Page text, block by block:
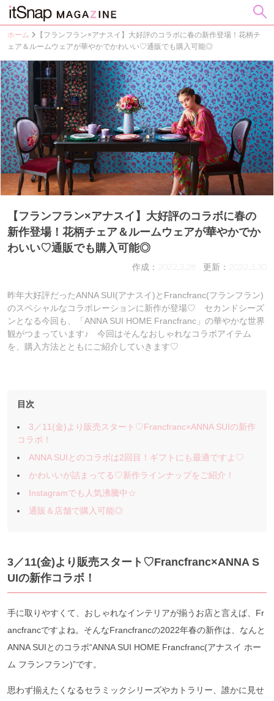
ホーム
【フランフラン×アナスイ】大好評のコラボに春の新作登場！花柄チ
ェア＆ルームウェアが華やかでかわいい♡通販でも購入可能◎
【フランフラン×アナスイ】大好評のコラボに春の
新作登場！花柄チェア＆ルームウェアが華やかでか
わいい♡通販でも購入可能◎
作成：2022.3.28 更新：2022.3.30
昨年大好評だったANNA SUI(アナスイ)とFrancfranc(フランフラン)
のスペシャルなコラボレーションに新作が登場♡ セカンドシーズ
ンとなる今回も、「ANNA SUI HOME Francfranc」の華やかな世界
観がつまっています♪ 今回はそんなおしゃれなコラボアイテム
を、購入方法とともにご紹介していきます♡
目次
3／11(金)より販売スタート♡Francfranc×ANNA SUIの新作
コラボ！
ANNA SUIとのコラボは2回目！ギフトにも最適ですよ♡
かわいいが詰まってる♡新作ラインナップをご紹介！
Instagramでも人気沸騰中☆
通販＆店舗で購入可能◎
3／11(金)より販売スタート♡Francfranc×ANNA S
UIの新作コラボ！
手に取りやすくて、おしゃれなインテリアが揃うお店と言えば、Fr
ancfrancですよね。そんなFrancfrancの2022年春の新作は、なんと
ANNA SUIとのコラボ“ANNA SUI HOME Francfranc(アナスイ ホー
ム フランフラン)”です。
思わず揃えたくなるセラミックシリーズやカトラリー、誰かに見せ